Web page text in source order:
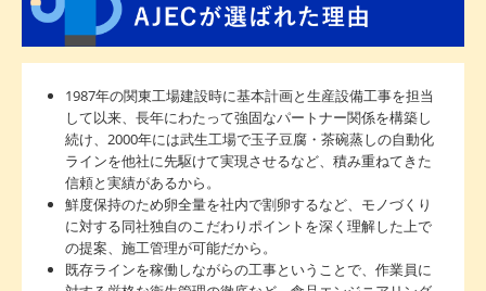
1987年の関東工場建設時に基本計画と生産設備工事を担当
して以来、長年にわたって強固なパートナー関係を構築し
続け、2000年には武生工場で玉子豆腐・茶碗蒸しの自動化
ラインを他社に先駆けて実現させるなど、積み重ねてきた
信頼と実績があるから。
鮮度保持のため卵全量を社内で割卵するなど、モノづくり
に対する同社独自のこだわりポイントを深く理解した上で
の提案、施工管理が可能だから。
既存ラインを稼働しながらの工事ということで、作業員に